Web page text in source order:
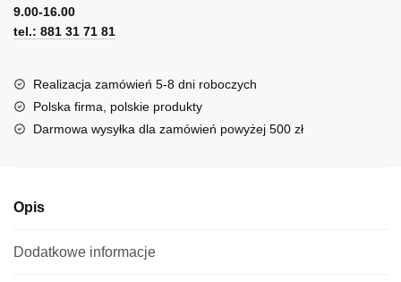
-
motyw
9.00-16.00
tel.: 881 31 71 81
Realizacja zamówień 5-8 dni roboczych
Polska firma, polskie produkty
Darmowa wysyłka dla zamówień powyżej 500 zł
Opis
Dodatkowe informacje